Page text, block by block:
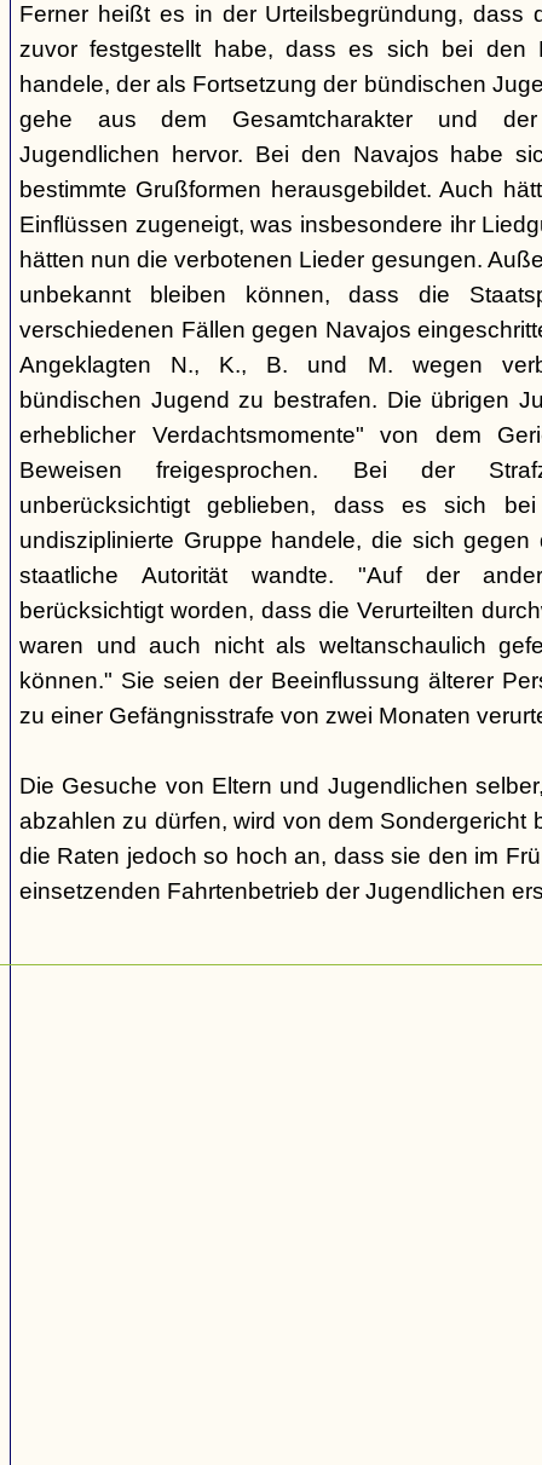
Ferner heißt es in der Urteilsbegründung, dass
zuvor festgestellt habe, dass es sich bei den
handele, der als Fortsetzung der bündischen
gehe aus dem Gesamtcharakter und der
Jugendlichen hervor. Bei den Navajos habe
bestimmte Grußformen herausgebildet. Auch
Einflüssen zugeneigt, was insbesondere ihr
hätten nun die verbotenen Lieder gesungen.
unbekannt bleiben können, dass die
verschiedenen Fällen gegen Navajos
Angeklagten N., K., B. und M. wegen
bündischen Jugend zu bestrafen. Die übrigen
erheblicher Verdachtsmomente" von dem
Beweisen freigesprochen. Bei der
unberücksichtigt geblieben, dass es sich
undisziplinierte Gruppe handele, die sich
staatliche Autorität wandte. "Auf der
berücksichtigt worden, dass die Verurteilten
waren und auch nicht als weltanschaulich
können." Sie seien der Beeinflussung älterer
zu einer Gefängnisstrafe von zwei Monaten
Die Gesuche von Eltern und Jugendlichen
abzahlen zu dürfen, wird von dem Sondergericht
die Raten jedoch so hoch an, dass sie den im
einsetzenden Fahrtenbetrieb der Jugendlichen